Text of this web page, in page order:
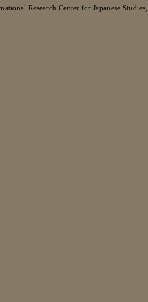
Research Center for Japanese